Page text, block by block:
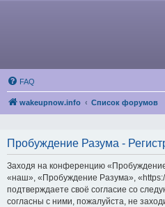
FAQ
wakeupnow.info Список форумов
Пробуждение Разума -
Заходя на конференцию
«наш», «Пробуждение Разума»,
подтверждаете своё согласие со
согласны с ними, пожалуйста, не